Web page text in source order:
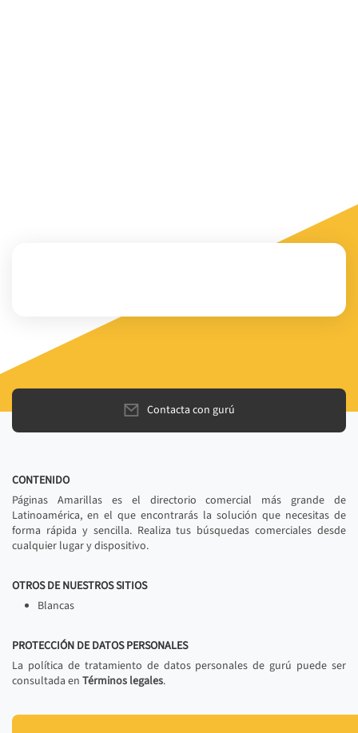
Contacta con gurú
CONTENIDO
Páginas Amarillas es el directorio comercial más grande de
Latinoamérica, en el que encontrarás la solución que necesitas de
forma rápida y sencilla. Realiza tus búsquedas comerciales desde
cualquier lugar y dispositivo.
OTROS DE NUESTROS SITIOS
Blancas
PROTECCIÓN DE DATOS PERSONALES
La política de tratamiento de datos personales de gurú puede ser
consultada en Términos legales.